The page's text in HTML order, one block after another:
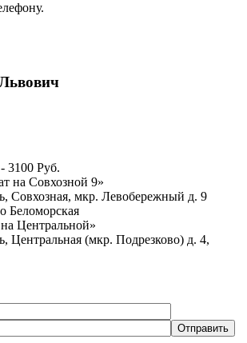
3100 Руб.
на Совхозной 9»
Совхозная, мкр. Левобережный д. 9
Беломорская
Центральной»
Центральная (мкр. Подрезково) д. 4,